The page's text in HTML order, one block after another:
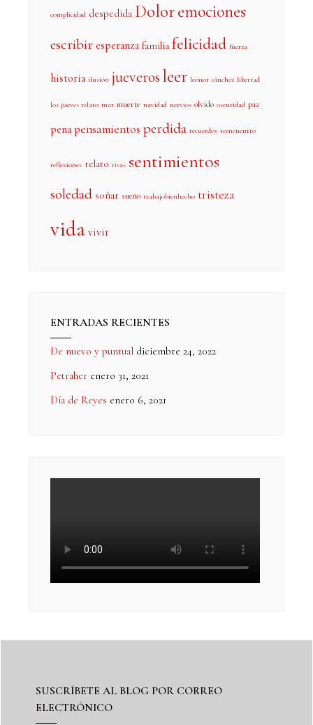
complicidad despedida Doloremociones
escribir esperanza familia felicidad fuerza
historia ilusión jueverosleer leonor sánchez libertad
los jueves relato mar muerte navidad nervios olvido oscuridad paz
pena pensamientos perdida recuerdos reencuentro
reflexiones relato risas sentimientos
soledad soñar sueño trabajobienhecho tristeza
vida vivir
ENTRADAS RECIENTES
De nuevo y puntual diciembre 24, 2022
Petraher enero 31, 2021
Día de Reyes enero 6, 2021
SUSCRÍBETE AL BLOG POR CORREO
ELECTRÓNICO